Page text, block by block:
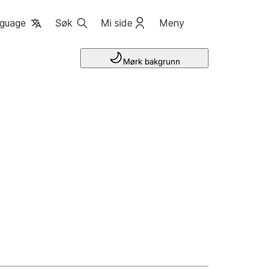
Søk Mi side Meny
Mørk bakgrunn